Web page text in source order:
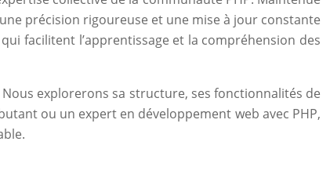
précision rigoureuse et une mise à jour constante
facilitent l’apprentissage et la compréhension des
explorerons sa structure, ses fonctionnalités de
ou un expert en développement web avec PHP,